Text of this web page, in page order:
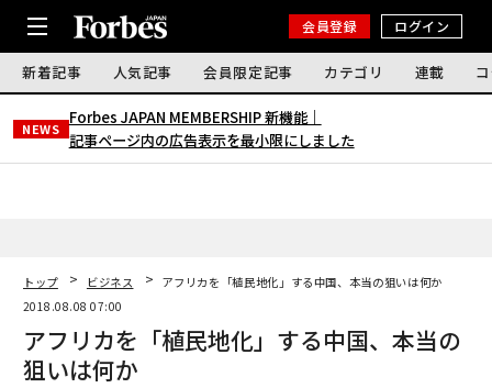
会員登録 ログイン
新着記事 人気記事 会員限定記事 カテゴリ 連載
NEWS
Forbes JAPAN MEMBERSHIP 新機能｜
記事ページ内の広告表示を最小限にしました
トップ ビジネス
アフリカを「植民地化」する中国、本当の狙いは何か
2018.08.08 07:00
アフリカを「植民地化」する中国、本当の
狙いは何か